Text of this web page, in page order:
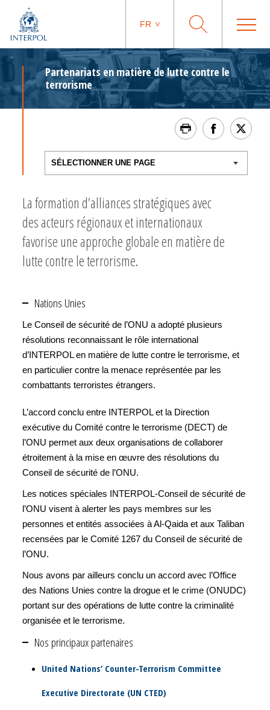
FR
Partenariats en matière de lutte contre le
terrorisme
La formation d’alliances stratégiques avec
des acteurs régionaux et internationaux
favorise une approche globale en matière de
lutte contre le terrorisme.
Nations Unies
Le Conseil de sécurité de l’ONU a adopté plusieurs
résolutions reconnaissant le rôle international
d’INTERPOL en matière de lutte contre le terrorisme, et
en particulier contre la menace représentée par les
combattants terroristes étrangers.
L’accord conclu entre INTERPOL et la Direction
exécutive du Comité contre le terrorisme (DECT) de
l’ONU permet aux deux organisations de collaborer
étroitement à la mise en œuvre des résolutions du
Conseil de sécurité de l’ONU.
Les notices spéciales INTERPOL-Conseil de sécurité de
l’ONU visent à alerter les pays membres sur les
personnes et entités associées à Al-Qaida et aux Taliban
recensées par le Comité 1267 du Conseil de sécurité de
l’ONU.
Nous avons par ailleurs conclu un accord avec l’Office
des Nations Unies contre la drogue et le crime (ONUDC)
portant sur des opérations de lutte contre la criminalité
organisée et le terrorisme.
Nos principaux partenaires
United Nations’ Counter-Terrorism Committee
Executive Directorate (UN CTED)